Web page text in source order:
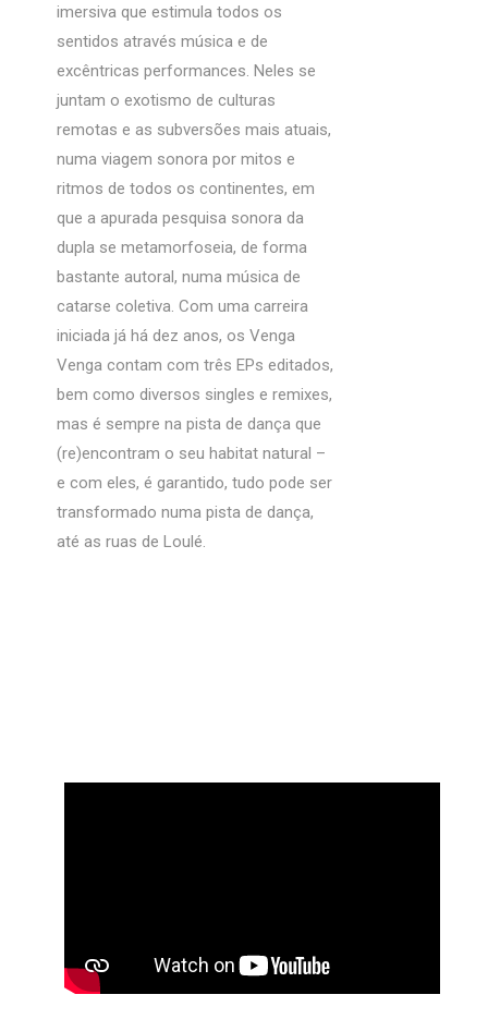
imersiva que estimula todos os
sentidos através música e de
excêntricas performances. Neles se
juntam o exotismo de culturas
remotas e as subversões mais atuais,
numa viagem sonora por mitos e
ritmos de todos os continentes, em
que a apurada pesquisa sonora da
dupla se metamorfoseia, de forma
bastante autoral, numa música de
catarse coletiva. Com uma carreira
iniciada já há dez anos, os Venga
Venga contam com três EPs editados,
bem como diversos singles e remixes,
mas é sempre na pista de dança que
(re)encontram o seu habitat natural –
e com eles, é garantido, tudo pode ser
transformado numa pista de dança,
até as ruas de Loulé.